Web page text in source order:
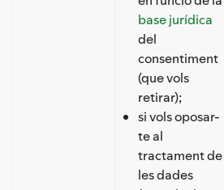
base jurídica
del
consentiment
(que vols
retirar);
si vols oposar-
te al
tractament de
les dades